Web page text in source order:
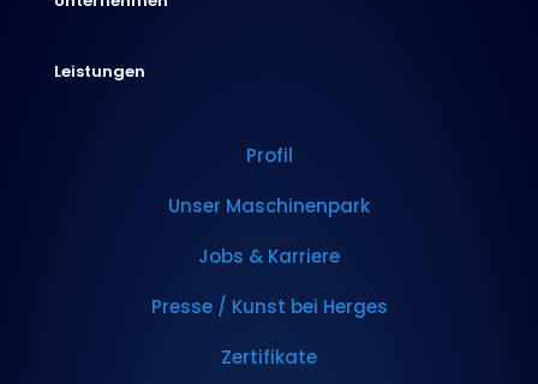
Leistungen
Profil
Unser Maschinenpark
Jobs & Karriere
Presse / Kunst bei Herges
Zertifikate